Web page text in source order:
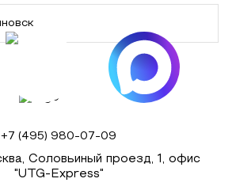
+7 (495) 980-07-09
Соловьиный проезд, 1, офис
"UTG-Express"